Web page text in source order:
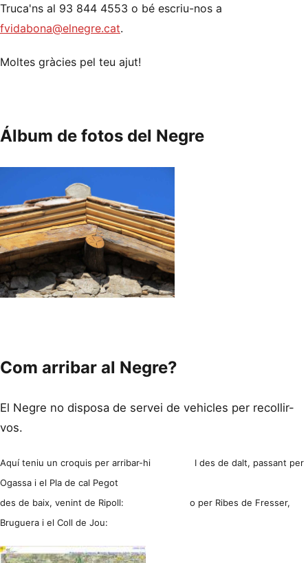
Truca'ns al 93 844 4553 o bé escriu-nos a
fvidabona@elnegre.cat.
Moltes gràcies pel teu ajut!
Álbum de fotos del Negre
Com arribar al Negre?
El Negre no disposa de servei de vehicles per recollir-
vos.
Aquí teniu un croquis per arribar-hi I des de dalt, passant per
Ogassa i el Pla de cal Pegot
des de baix, venint de Ripoll: o per Ribes de Fresser,
Bruguera i el Coll de Jou: